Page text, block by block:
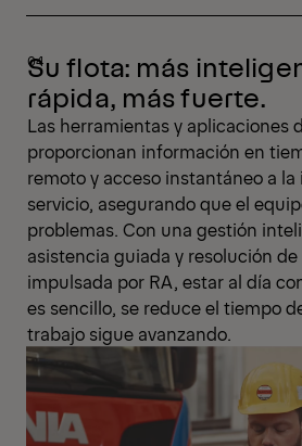
Su flota: más
rápida, más fuerte.
Las herramientas y aplicaciones
proporcionan información en
remoto y acceso instantáneo a
servicio, asegurando que el
problemas. Con una gestión
asistencia guiada y resolución
impulsada por RA, estar al día
es sencillo, se reduce el tiempo
trabajo sigue avanzando.